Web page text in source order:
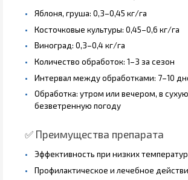
Яблоня, груша: 0,3–0,45 кг/га
Косточковые культуры: 0,45–0,6 кг/га
Виноград: 0,3–0,4 кг/га
Количество обработок: 1–3 за сезон
Интервал между обработками: 7–10
Обработка: утром или вечером, в сухую
безветренную погоду
✅ Преимущества препарата
Эффективность при низких
Профилактическое и лечебное